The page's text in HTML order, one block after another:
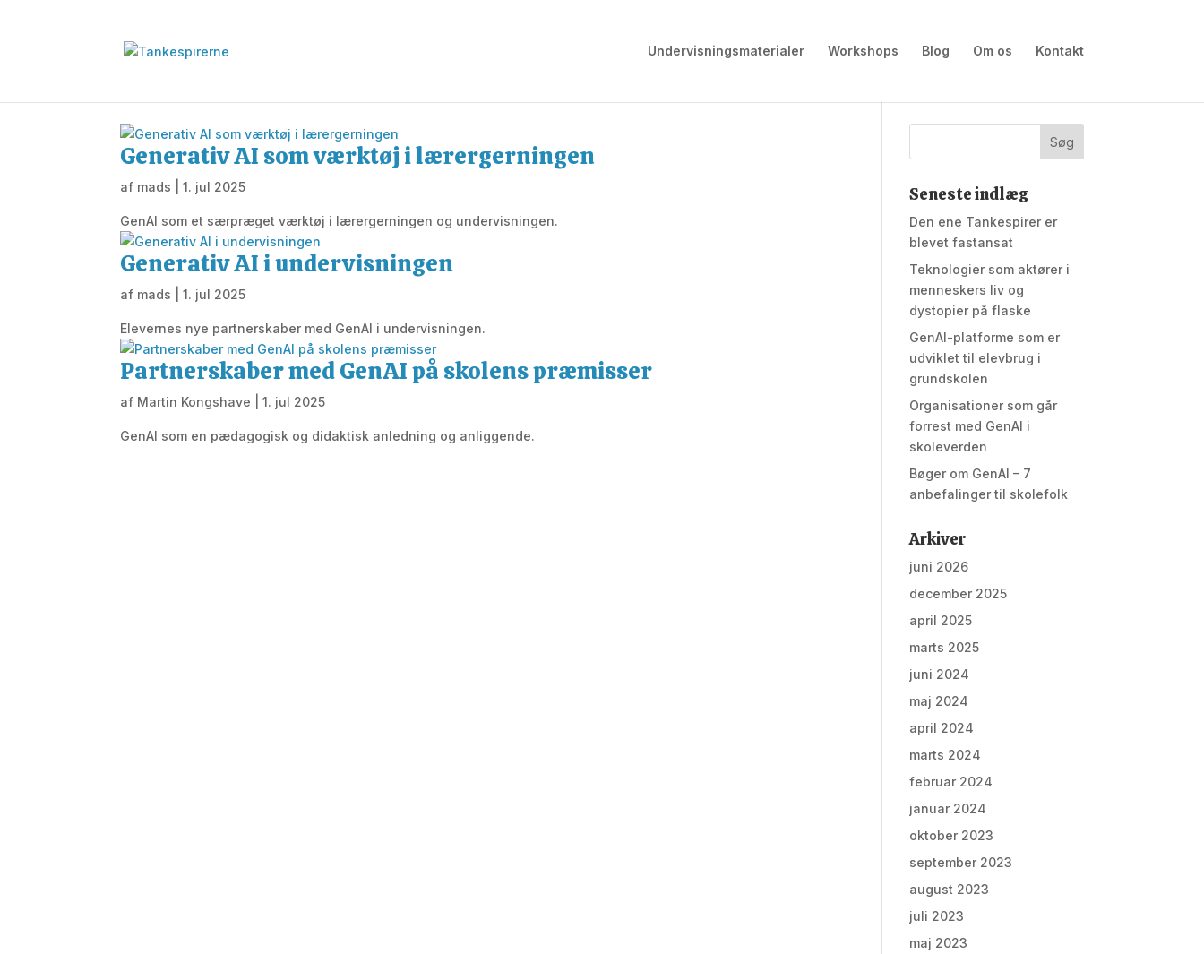
Undervisningsmaterialer Workshops Blog Om os Kontakt
Generativ AI som værktøj i lærergerningen
af mads |1. jul 2025
GenAI som et særpræget værktøj i lærergerningen og undervisningen.
Generativ AI i undervisningen
af mads |1. jul 2025
Elevernes nye partnerskaber med GenAI i undervisningen.
Partnerskaber med GenAI på skolens præmisser
af Martin Kongshave |1. jul 2025
GenAI som en pædagogisk og didaktisk anledning og anliggende.
Seneste indlæg
Den ene Tankespirer er
blevet fastansat
Teknologier som aktører i
menneskers liv og
dystopier på flaske
GenAI-platforme som er
udviklet til elevbrug i
grundskolen
Organisationer som går
forrest med GenAI i
skoleverden
Bøger om GenAI – 7
anbefalinger til skolefolk
Arkiver
juni 2026
december 2025
april 2025
marts 2025
juni 2024
maj 2024
april 2024
marts 2024
februar 2024
januar 2024
oktober 2023
september 2023
august 2023
juli 2023
maj 2023